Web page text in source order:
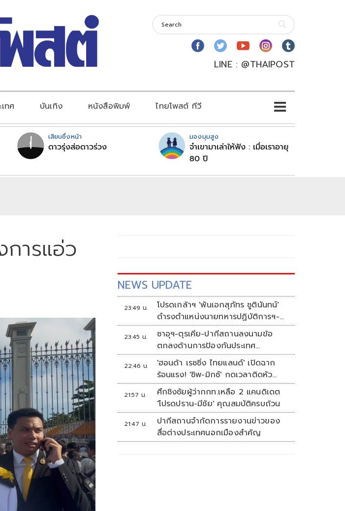
LINE : @THAIPOST
ทศ บันเทิง หนังสือพิมพ์ ไทยโพสต์ ทีวี
เสียบซึ่งหน้า
ดาวรุ่งส่อดาวร่วง
มองมุมสูง
จำเขามาเล่าให้ฟัง : เมื่อเราอายุ
80 ปี
ารแอ่ว
NEWS UPDATE
23:49 น.
โปรดเกล้าฯ 'พันเอกสุภัทร ชูตินันทน์'
ดำรงตำแหน่งนายทหารปฏิบัติการฯ-
พระราชทานยศ 'พลตรี'
23:45 น.
ซาอุฯ-ตุรเคีย-ปากีสถานลงนามข้อ
ตกลงด้านการป้องกันประเทศ
ท่ามกลางสงครามในภูมิภาค
22:46 น.
'ฮอนด้า เรซซิ่ง ไทยแลนด์' เปิดฉาก
ร้อนแรง! 'ชิพ-มิกซ์' กดเวลาติดหัว
แถว ARRC สนาม 4 ที่มัลดาลิกา
21:57 น.
ศึกชิงชัยผู้ว่ากกท.เหลือ 2 แคนดิเดต
'โปรดปราน-มีชัย' คุณสมบัติครบถ้วน
21:47 น.
ปากีสถานจำกัดการรายงานข่าวของ
สื่อต่างประเทศนอกเมืองสำคัญ